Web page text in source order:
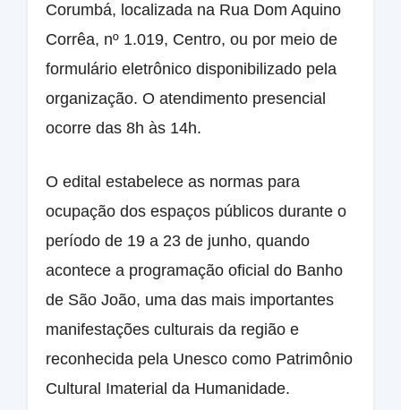
Corumbá, localizada na Rua Dom Aquino
Corrêa, nº 1.019, Centro, ou por meio de
formulário eletrônico disponibilizado pela
organização. O atendimento presencial
ocorre das 8h às 14h.
O edital estabelece as normas para
ocupação dos espaços públicos durante o
período de 19 a 23 de junho, quando
acontece a programação oficial do Banho
de São João, uma das mais importantes
manifestações culturais da região e
reconhecida pela Unesco como Patrimônio
Cultural Imaterial da Humanidade.